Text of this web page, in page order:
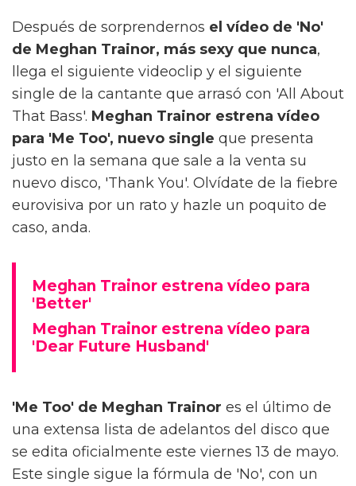
Después de sorprendernos el vídeo de 'No'
de Meghan Trainor, más sexy que nunca,
llega el siguiente videoclip y el siguiente
single de la cantante que arrasó con 'All About
That Bass'. Meghan Trainor estrena vídeo
para 'Me Too', nuevo single que presenta
justo en la semana que sale a la venta su
nuevo disco, 'Thank You'. Olvídate de la fiebre
eurovisiva por un rato y hazle un poquito de
caso, anda.
Meghan Trainor estrena vídeo para
'Better'
Meghan Trainor estrena vídeo para
'Dear Future Husband'
'Me Too' de Meghan Trainor es el último de
una extensa lista de adelantos del disco que
se edita oficialmente este viernes 13 de mayo.
Este single sigue la fórmula de 'No', con un